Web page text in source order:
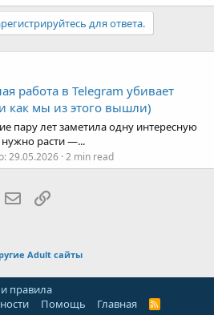
работа в Telegram убивает
как мы из этого вышли)
пару лет заметила одну интересную
нужно расти —...
Adult сайты
правила
Помощь Главная
R